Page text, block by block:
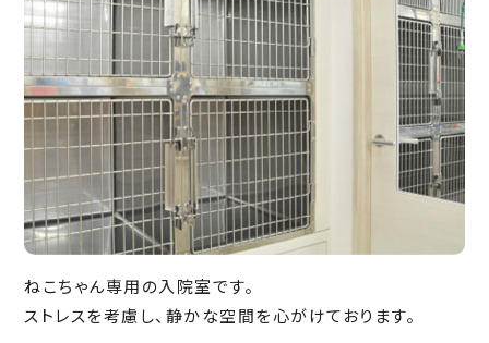
ねこちゃん専用の入院室です。
ストレスを考慮し、静かな空間を心がけております。